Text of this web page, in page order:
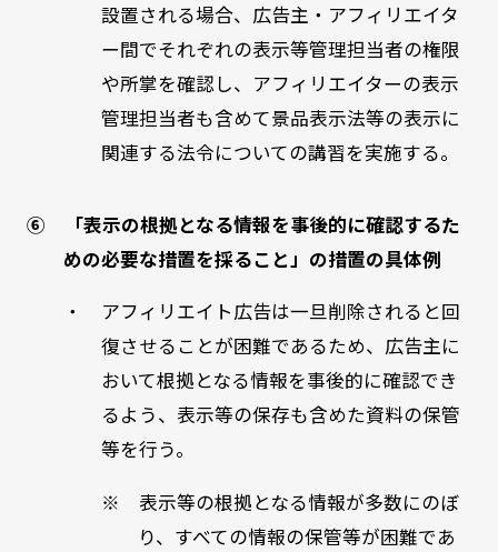
設置される場合、広告主・アフィリエイタ
ー間でそれぞれの表示等管理担当者の権限
や所掌を確認し、アフィリエイターの表示
管理担当者も含めて景品表示法等の表示に
関連する法令についての講習を実施する。
⑥ 「表示の根拠となる情報を事後的に確認するた
めの必要な措置を採ること」の措置の具体例
・ アフィリエイト広告は一旦削除されると回
復させることが困難であるため、広告主に
おいて根拠となる情報を事後的に確認でき
るよう、表示等の保存も含めた資料の保管
等を行う。
※ 表示等の根拠となる情報が多数にのぼ
り、すべての情報の保管等が困難であ